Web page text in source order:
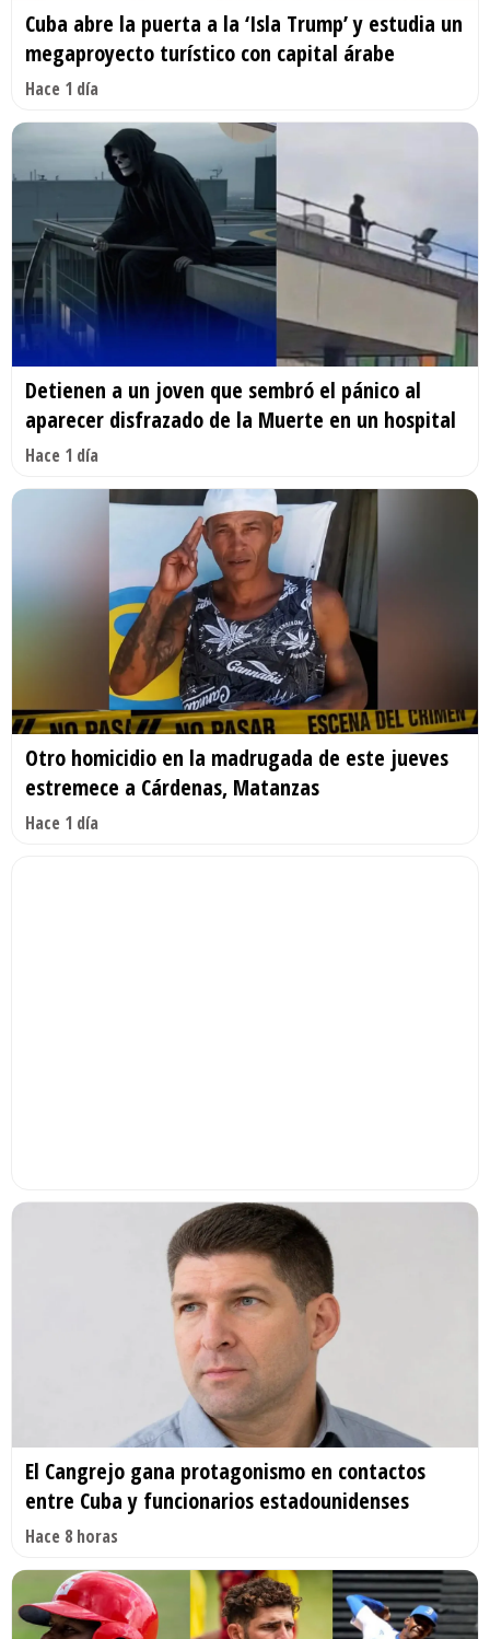
Cuba abre la puerta a la ‘Isla Trump’ y estudia un
megaproyecto turístico con capital árabe
Hace 1 día
Detienen a un joven que sembró el pánico al
aparecer disfrazado de la Muerte en un hospital
Hace 1 día
Otro homicidio en la madrugada de este jueves
estremece a Cárdenas, Matanzas
Hace 1 día
El Cangrejo gana protagonismo en contactos
entre Cuba y funcionarios estadounidenses
Hace 8 horas